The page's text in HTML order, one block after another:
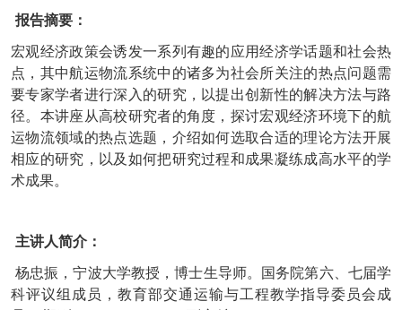
报告摘要：
宏观经济政策会诱发一系列有趣的应用经济学话题和社会热
点，其中航运物流系统中的诸多为社会所关注的热点问题需
要专家学者进行深入的研究，以提出创新性的解决方法与路
径。本讲座从高校研究者的角度，探讨宏观经济环境下的航
运物流领域的热点选题，介绍如何选取合适的理论方法开展
相应的研究，以及如何把研究过程和成果凝练成高水平的学
术成果。
主讲人简介：
杨忠振，宁波大学教授，博士生导师。国务院第六、七届学
科评议组成员，教育部交通运输与工程教学指导委员会成